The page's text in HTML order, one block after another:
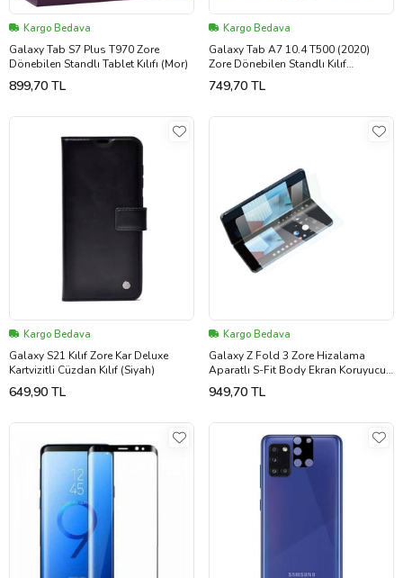
Kargo Bedava
Galaxy Tab S7 Plus T970 Zore
Dönebilen Standlı Tablet Kılıfı (Mor)
899,70 TL
Kargo Bedava
Galaxy Tab A7 10.4 T500 (2020)
Zore Dönebilen Standlı Kılıf
(Lacivert)
749,70 TL
Kargo Bedava
Galaxy S21 Kılıf Zore Kar Deluxe
Kartvizitli Cüzdan Kılıf (Siyah)
649,90 TL
Kargo Bedava
Galaxy Z Fold 3 Zore Hizalama
Aparatlı S-Fit Body Ekran Koruyucu
(Renksiz)
949,70 TL